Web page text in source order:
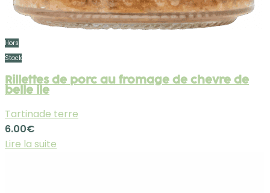
Hors
Stock
Rillettes de porc au fromage de chevre de
belle ile
Tartinade terre
6.00€
Lire la suite